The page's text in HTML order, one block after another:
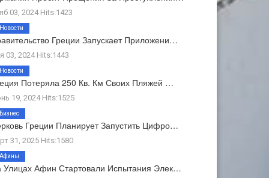
03, 2024 Hits:1423
Греции Запускает Приложени…
03, 2024 Hits:1443
Новости
Потеряла 250 Кв. Км Своих Пляжей …
19, 2024 Hits:1525
Новости
Греции Планирует Запустить Цифро…
31, 2025 Hits:1580
Бизнес
Улицах Афин Стартовали Испытания Элек…
Афины